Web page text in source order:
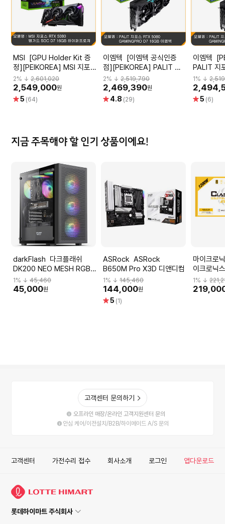
MSI [GPU Holder Kit 증
정][PEIKOREA] MSI 지포
스 RTX 5080 뱅가드 SOC
D7 16GB 하이퍼프로져
2% ↓ 2,601,020
2,549,000원
별5 (64)
이엠텍 [이엠텍 공식인증
점][PEIKOREA] PALIT 지
포스 RTX 5080
GAMINGPRO D7 16GB 이
엠텍
2% ↓2,519,790
2,469,390원
별 4.8 (29)
이엠텍 [PEIKOREA]
PALIT 지
엠텍
1 % ↓
별5 (6)
지금 주목해야 할 인기 상품이에요!
darkFlash 다크플래쉬
DK200 NEO MESH RGB
식스팬 (블랙)
1% ↓ 45,460
45,000원
ASRock ASRock
B650M Pro X3D 디앤디컴
1% ↓145,460
144,000원
별5 (1)
마이크로닉스 (공
이크로닉
1200W
듈러
1% ↓
고객센터 문의하기
오프라인 매장/온라인 고객지원센터 문의
안심 케어/이전설치/B2B/하이메이드 A/S 문의
고객센터 가전수리 접수 회사소개 로그인 앱다운로드
롯데하이마트 주식회사